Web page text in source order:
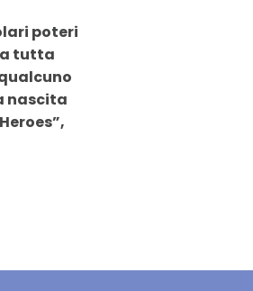
poteri
tutta
nascita